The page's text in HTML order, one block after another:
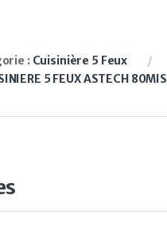
: Cuisinière 5 Feux
5 FEUX ASTECH 80MIS